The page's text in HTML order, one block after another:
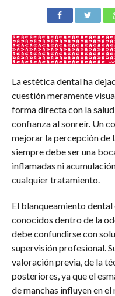
La estética dental ha
cuestión meramente
forma directa con la
confianza al sonreír. Un
mejorar la percepción de
siempre debe ser una
inflamadas ni
cualquier tratamiento.
El blanqueamiento
conocidos dentro de la
debe confundirse con
supervisión profesional.
valoración previa, de la
posteriores, ya que el
de manchas influyen en